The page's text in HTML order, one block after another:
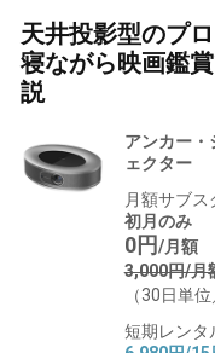
天井投影型のプ
寝ながら映画鑑
説
アンカー
ェクター
月額サブス
初月のみ
0円/月額
3,000円/月
（30日単
短期レンタ